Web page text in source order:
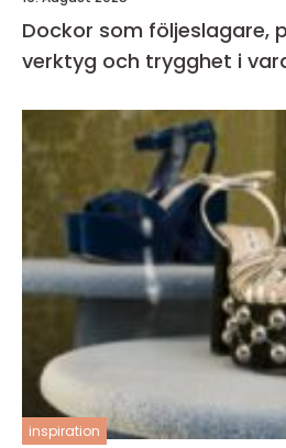
Dockor som följeslagare,
verktyg och trygghet i
inspiration